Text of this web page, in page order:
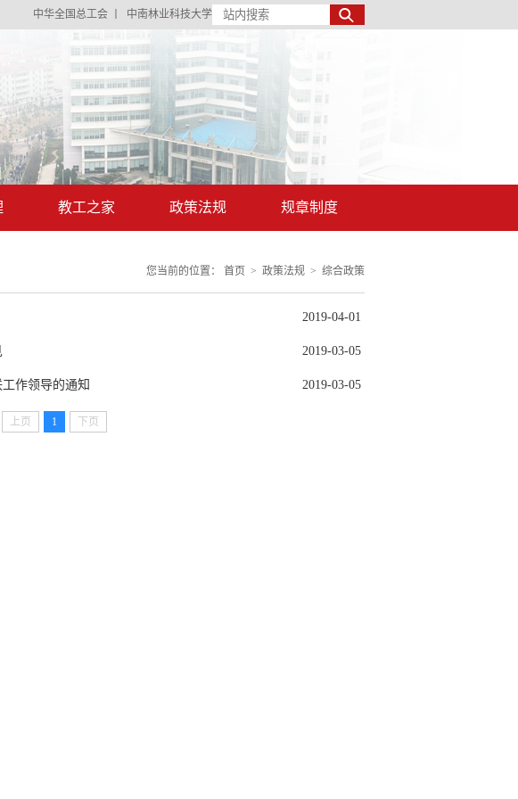
中华全国总工会 中南林业科技大学
教工之家 政策法规 规章制度
您当前的位置： 首页 > 政策法规 > 综合政策
2019-04-01
2019-03-05
作领导的通知 2019-03-05
上页 1 下页